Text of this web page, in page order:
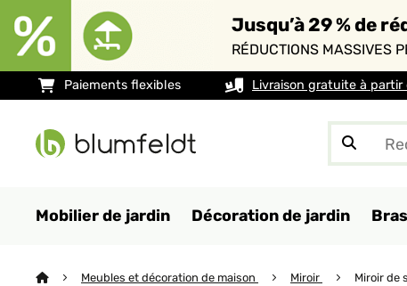
Jusqu’à 29 % de
RÉDUCTIONS MASSIVES
Paiements flexibles Livraison gratuite à partir
Mobilier de jardin Décoration de jardin
Meubles et décoration de maison Miroir Miroir de